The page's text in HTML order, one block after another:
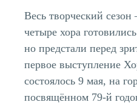
Весь творческий
четыре хора
но предстали перед
первое выступление
состоялось 9 мая, на
посвящённом 79-й